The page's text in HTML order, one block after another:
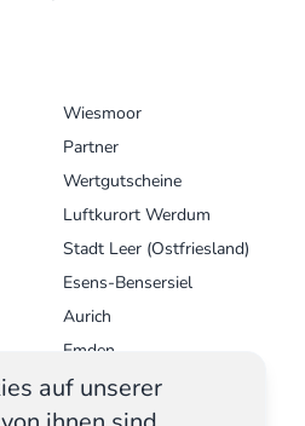
Wiesmoor
Partner
Wertgutscheine
Luftkurort Werdum
Stadt Leer (Ostfriesland)
Esens-Bensersiel
Aurich
Emden
Krummhörn - Greetsiel
Norden Norddeich
auf unserer